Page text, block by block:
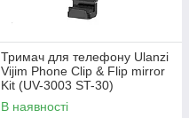
Тримач для телефону Ulanzi
Vijim Phone Clip & Flip mirror
Kit (UV-3003 ST-30)
В наявності